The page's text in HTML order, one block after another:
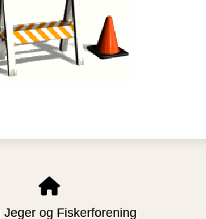
Jeger og Fiskerforening